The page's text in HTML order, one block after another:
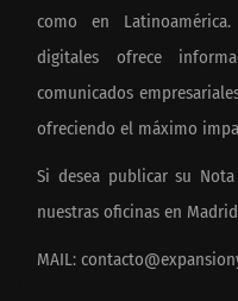
como en
digitales ofrece
comunicados
ofreciendo el máximo
Si desea publicar su
nuestras oficinas en
MAIL: